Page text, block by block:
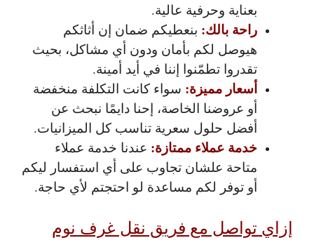
بعناية وحرفية عالية.
راحة بالك: بنعطيكم ضمان إن أثاثكم
هيوصل لكم بأمان ودون أي مشاكل، بحيث
تقدروا تطمّنوا إننا في أيد أمينة.
أسعار مميزة: سواء كانت التكلفة منخفضة
أو عروضنا الخاصة، إحنا دايمًا نبحث عن
أفضل حلول سعرية تناسب كل الميزانيات.
خدمة عملاء ممتازة: عندنا خدمة عملاء
متاحة علشان تجاوب على أي استفسار ليكم
أو توفر لكم مساعدة لو احتجتم لأي حاجة.
إزاي تواصل مع فريق نقل غرف نوم